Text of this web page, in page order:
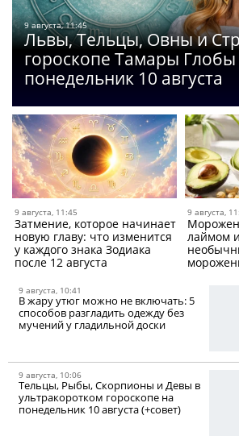
9 августа, 11:45
Львы, Тельцы, Овны и
гороскопе Тамары Глобы
понедельник 10 августа
9 августа, 11:45
Затмение, которое начинает
новую главу: что изменится
у каждого знака Зодиака
после 12 августа
9 августа,
лаймом
9 августа, 10:41
В жару утюг можно не включать: 5
способов разгладить одежду без
мучений у гладильной доски
9 августа, 10:06
Тельцы, Рыбы, Скорпионы и Девы в
ультракоротком гороскопе на
понедельник 10 августа (+совет)